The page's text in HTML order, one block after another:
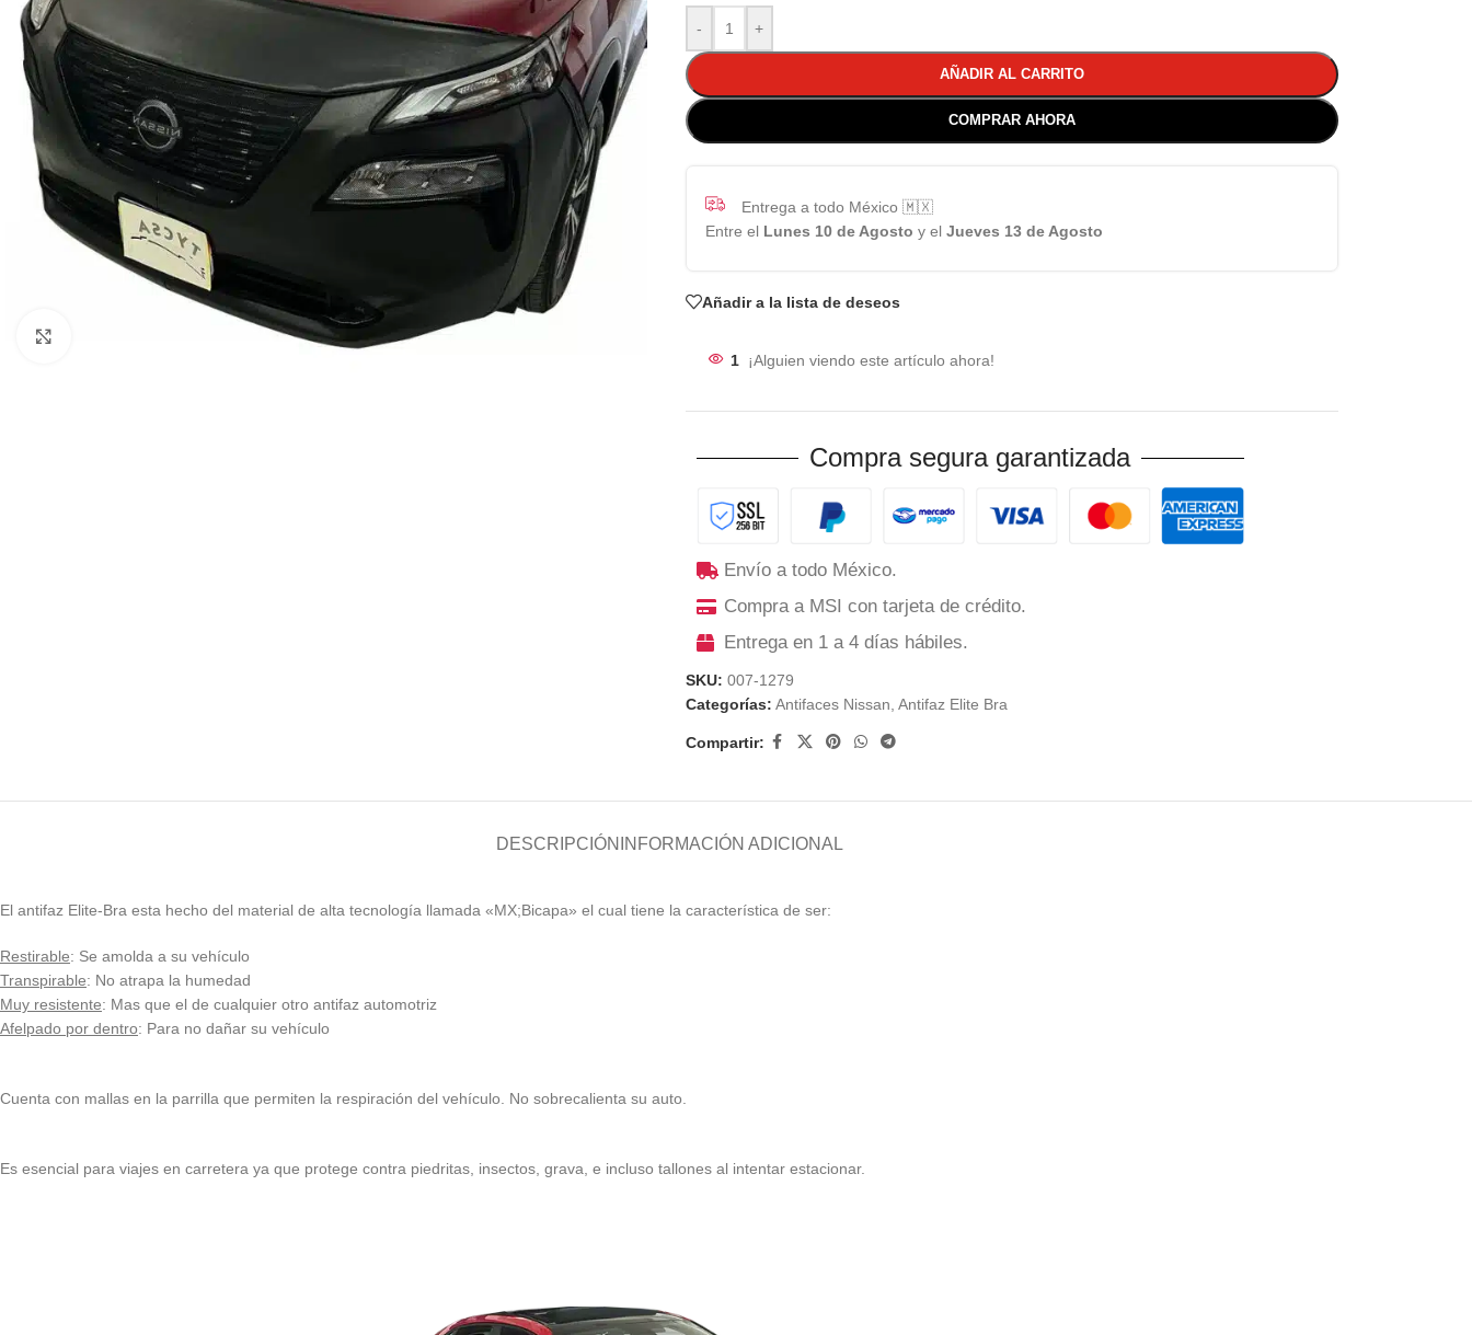
- +
AÑADIR AL CARRITO
COMPRAR AHORA
Entrega a todo México 🇲🇽
Entre el Lunes 10 de Agosto y el Jueves 13 de Agosto
Añadir a la lista de deseos
1 ¡Alguien viendo este artículo ahora!
Compra segura garantizada
Envío a todo México.
Compra a MSI con tarjeta de crédito.
Entrega en 1 a 4 días hábiles.
SKU: 007-1279
Categorías: Antifaces Nissan Antifaz Elite Bra
Compartir:
DESCRIPCIÓN INFORMACIÓN ADICIONAL
El antifaz Elite-Bra esta hecho del material de alta tecnología llamada «MX;Bicapa» el cual tiene la característica de ser:
Restirable: Se amolda a su vehículo
Transpirable: No atrapa la humedad
Muy resistente: Mas que el de cualquier otro antifaz automotriz
Afelpado por dentro: Para no dañar su vehículo
Cuenta con mallas en la parrilla que permiten la respiración del vehículo. No sobrecalienta su auto.
Es esencial para viajes en carretera ya que protege contra piedritas, insectos, grava, e incluso tallones al intentar estacionar.